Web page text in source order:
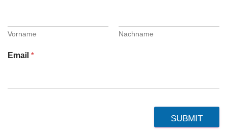
Vorname Nachname
Email *
SUBMIT